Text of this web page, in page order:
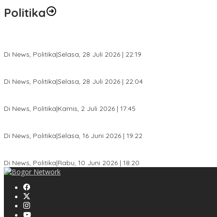
Politika
Di News, Politika|Selasa, 28 Juli 2026 | 22:19
Di News, Politika|Selasa, 28 Juli 2026 | 22:04
Di News, Politika|Kamis, 2 Juli 2026 | 17:45
Di News, Politika|Selasa, 16 Juni 2026 | 19:22
Di News, Politika|Rabu, 10 Juni 2026 | 18:20